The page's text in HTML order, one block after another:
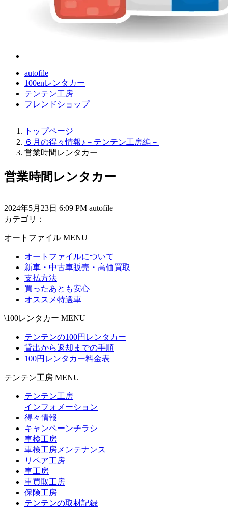
autofile
100enレンタカー
テンテン工房
フレンドショップ
トップページ
６月の得々情報♪－テンテン工房編－
営業時間レンタカー
営業時間レンタカー
2024年5月23日 6:09 PM autofile
カテゴリ：
オートファイル MENU
オートファイルについて
新車・中古車販売・高価買取
支払方法
買ったあとも安心
オススメ特選車
\100レンタカー MENU
テンテンの100円レンタカー
貸出から返却までの手順
100円レンタカー料金表
テンテン工房 MENU
テンテン工房
インフォメーション
得々情報
キャンペーンチラシ
車検工房
車検工房メンテナンス
リペア工房
車工房
車買取工房
保険工房
テンテンの取材記録